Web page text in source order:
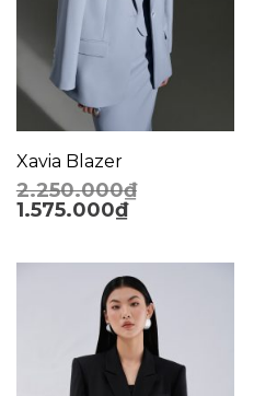
Xavia Blazer
2.250.000₫
1.575.000₫